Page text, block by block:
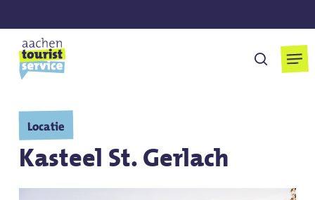
naar
hoofdinhoud
Zoek op
Locatie
Kasteel St. Gerlach